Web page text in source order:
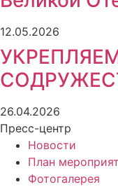
12.05.2026
26.04.2026
Пресс-центр
Новости
План
Фотогалерея